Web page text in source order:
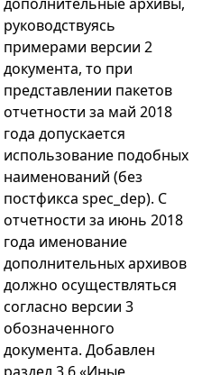
руководствуясь
примерами версии 2
документа, то при
представлении пакетов
отчетности за май 2018
года допускается
использование подобных
наименований (без
постфикса spec_dep). С
отчетности за июнь 2018
года именование
дополнительных архивов
должно осуществляться
согласно версии 3
обозначенного
документа. Добавлен